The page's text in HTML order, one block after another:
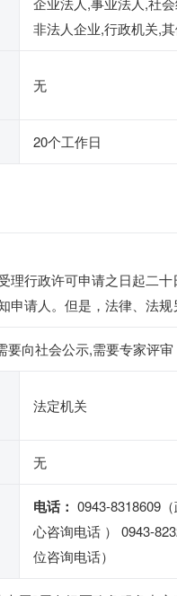
非法人企业,行政机关,
无
20个工作日
行政许可申请之日起二
请人。但是，法律、法规
要向社会公示,需要专家评审
法定机关
无
电话： 0943-8318609
心咨询电话 ） 0943-
位咨询电话）